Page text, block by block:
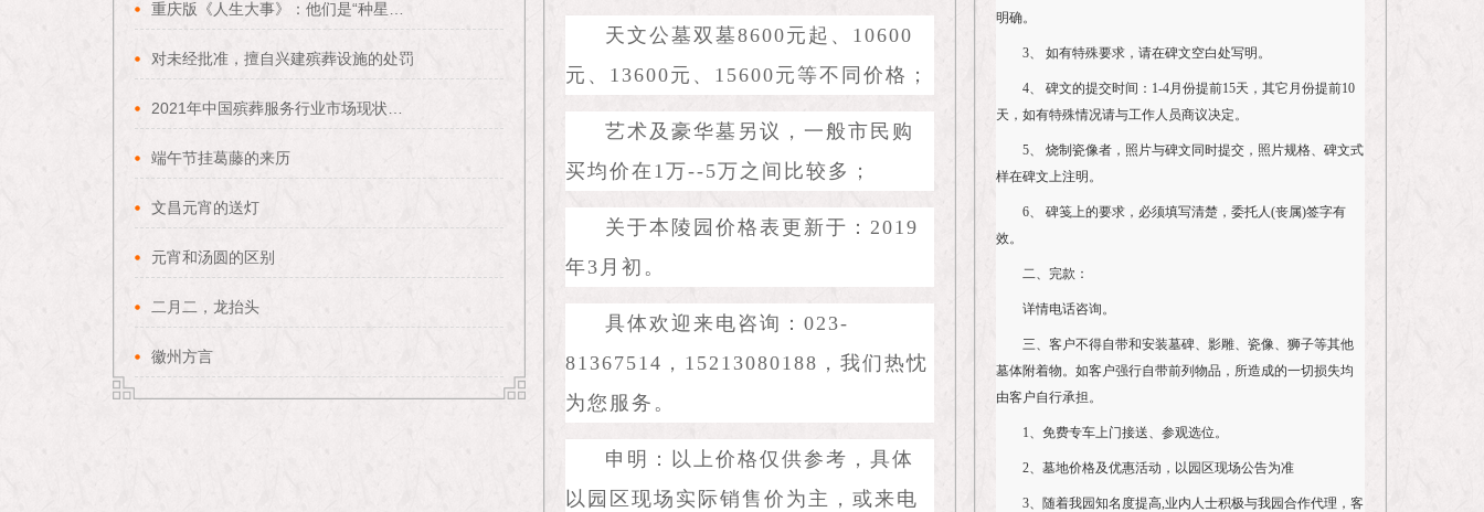
对未经批准，擅自兴建殡葬设施的处罚
端午节挂葛藤的来历
文昌元宵的送灯
元宵和汤圆的区别
二月二，龙抬头
徽州方言
天文公墓双墓8600元起、10600
元、13600元、15600元等不同价格；
艺术及豪华墓另议，一般市民购
买均价在1万--5万之间比较多；
关于本陵园价格表更新于：2019
年3月初。
具体欢迎来电咨询：023-
81367514，15213080188，我们热忱
为您服务。
申明：以上价格仅供参考，具体
以园区现场实际销售价为主，或来电
明确。
3、 如有特殊要求，请在碑文空白处写明。
4、 碑文的提交时间：1-4月份提前15天，其它月份提前10
天，如有特殊情况请与工作人员商议决定。
5、 烧制瓷像者，照片与碑文同时提交，照片规格、碑文式
样在碑文上注明。
6、 碑笺上的要求，必须填写清楚，委托人(丧属)签字有
效。
二、完款：
详情电话咨询。
三、客户不得自带和安装墓碑、影雕、瓷像、狮子等其他
墓体附着物。如客户强行自带前列物品，所造成的一切损失均
由客户自行承担。
1、免费专车上门接送、参观选位。
2、墓地价格及优惠活动，以园区现场公告为准
3、随着我园知名度提高,业内人士积极与我园合作代理，客